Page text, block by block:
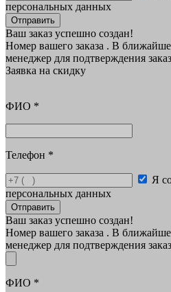
персональных данных
Отправить
Ваш заказ успешно создан!
Номер вашего заказа . В
менеджер для подтверждения
Заявка на скидку
ФИО *
Телефон *
Я
персональных данных
Отправить
Ваш заказ успешно создан!
Номер вашего заказа . В
менеджер для подтверждения
ФИО *